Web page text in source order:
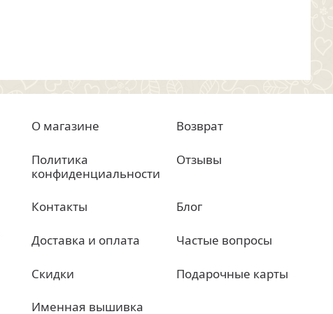
О магазине Возврат
Политика
конфиденциальности
Отзывы
Контакты Блог
Доставка и оплата Частые вопросы
Скидки Подарочные карты
Именная вышивка